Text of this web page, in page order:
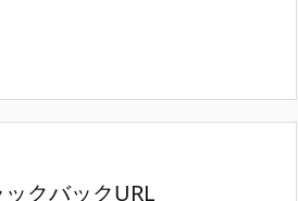
クバックURL